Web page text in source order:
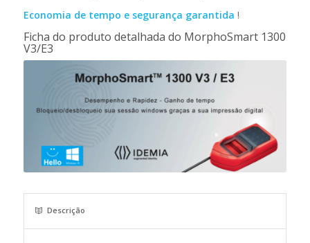
Economia de tempo e segurança garantida !
Ficha do produto detalhada do MorphoSmart 1300
V3/E3
Descrição